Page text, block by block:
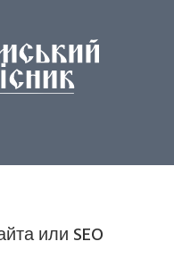
или SEO